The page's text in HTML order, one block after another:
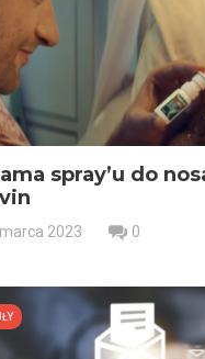
spray’u do
2023 0